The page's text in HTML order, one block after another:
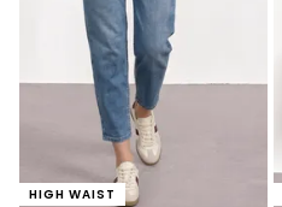
HIGH WAIST